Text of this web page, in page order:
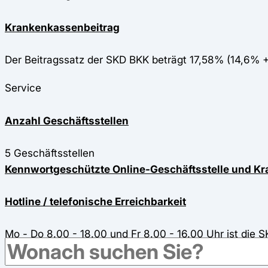
Krankenkassenbeitrag
Der Beitragssatz der SKD BKK beträgt 17,58% (14,6%
Service
Anzahl Geschäftsstellen
5 Geschäftsstellen
Kennwortgeschützte Online-Geschäftsstelle und
Hotline / telefonische Erreichbarkeit
Mo - Do 8.00 - 18.00 und Fr 8.00 - 16.00 Uhr ist die
Ärztehotline